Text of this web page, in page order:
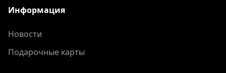
Информация
Новости
Подарочные карты